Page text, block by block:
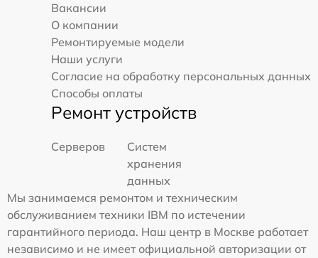
Вакансии
О компании
Ремонтируемые модели
Наши услуги
Согласие на обработку персональных данных
Способы оплаты
Ремонт устройств
Серверов
Систем
хранения
данных
Мы занимаемся ремонтом и техническим
обслуживанием техники IBM по истечении
гарантийного периода. Наш центр в Москве работает
независимо и не имеет официальной авторизации от